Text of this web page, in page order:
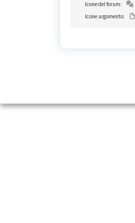
Icone del forum:
Icone argomento: